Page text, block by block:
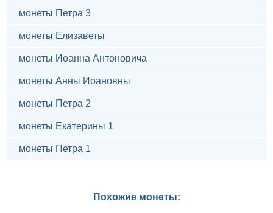
монеты Петра 3
монеты Елизаветы
монеты Иоанна Антоновича
монеты Анны Иоановны
монеты Петра 2
монеты Екатерины 1
монеты Петра 1
Похожие монеты: